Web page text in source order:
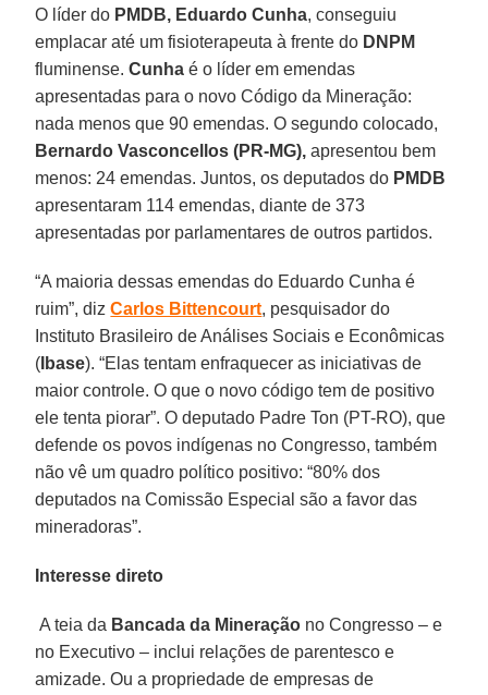
O líder do PMDB, Eduardo Cunha, conseguiu
emplacar até um fisioterapeuta à frente do DNPM
fluminense.Cunha é o líder em emendas
apresentadas para o novo Código da Mineração:
nada menos que 90 emendas. O segundo colocado,
Bernardo Vasconcellos (PR-MG), apresentou bem
menos: 24 emendas. Juntos, os deputados do PMDB
apresentaram 114 emendas, diante de 373
apresentadas por parlamentares de outros partidos.
“A maioria dessas emendas do Eduardo Cunha é
ruim”, dizCarlos Bittencourt, pesquisador do
Instituto Brasileiro de Análises Sociais e Econômicas
( Ibase). “Elas tentam enfraquecer as iniciativas de
maior controle. O que o novo código tem de positivo
ele tenta piorar”. O deputado Padre Ton (PT-RO), que
defende os povos indígenas no Congresso, também
não vê um quadro político positivo: “80% dos
deputados na Comissão Especial são a favor das
mineradoras”.
Interesse direto
A teia da Bancada da Mineração no Congresso – e
no Executivo – inclui relações de parentesco e
amizade. Ou a propriedade de empresas de